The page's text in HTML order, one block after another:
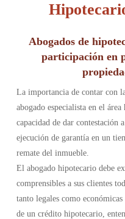
Abogados de
participación en
La importancia de contar con
abogado especialista en el
capacidad de dar contestación
ejecución de garantía en un
remate del inmueble.
El abogado hipotecario debe
comprensibles a sus clientes
tanto legales como
de un crédito hipotecario,